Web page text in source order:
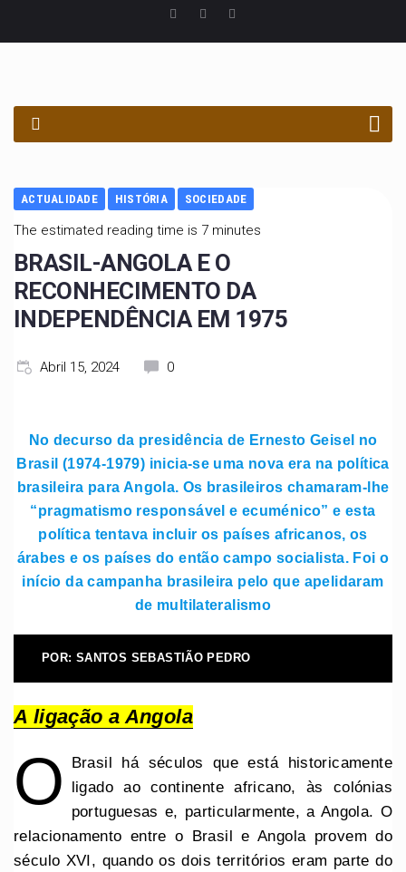
ACTUALIDADE HISTÓRIA SOCIEDADE
The estimated reading time is 7 minutes
BRASIL-ANGOLA E O
RECONHECIMENTO DA
INDEPENDÊNCIA EM 1975
Abril 15, 2024 0
No decurso da presidência de Ernesto Geisel no
Brasil (1974-1979) inicia-se uma nova era na política
brasileira para Angola. Os brasileiros chamaram-lhe
“pragmatismo responsável e ecuménico” e esta
política tentava incluir os países africanos, os
árabes e os países do então campo socialista. Foi o
início da campanha brasileira pelo que apelidaram
de multilateralismo
POR: SANTOS SEBASTIÃO PEDRO
A ligação a Angola
O
Brasil há séculos que está historicamente
ligado ao continente africano, às colónias
portuguesas e, particularmente, a Angola. O
relacionamento entre o Brasil e Angola provem do
século XVI, quando os dois territórios eram parte do